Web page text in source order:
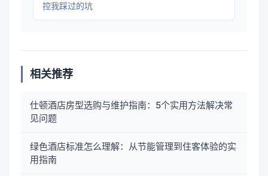
控我踩过的坑
相关推荐
仕顿酒店房型选购与维护指南：5个实用方法解决常
见问题
绿色酒店标准怎么理解：从节能管理到住客体验的实
用指南